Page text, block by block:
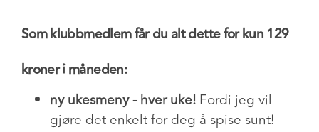
Som klubbmedlem får du alt dette for kun 129
kroner i måneden:
ny ukesmeny - hver uke! Fordi jeg vil
gjøre det enkelt for deg å spise sunt!